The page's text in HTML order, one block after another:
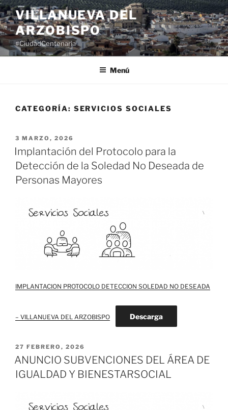
Saltar
al
contenido
VILLANUEVA DEL
ARZOBISPO
#CiudadCentenaria
Menú
CATEGORÍA: SERVICIOS SOCIALES
PUBLICADO
EL
3 MARZO, 2026
Implantación del Protocolo para la
Detección de la Soledad No Deseada de
Personas Mayores
IMPLANTACION PROTOCOLO DETECCION SOLEDAD NO DESEADA
– VILLANUEVA DEL ARZOBISPO Descarga
PUBLICADO
EL
27 FEBRERO, 2026
ANUNCIO SUBVENCIONES DEL ÁREA DE
IGUALDAD Y BIENESTARSOCIAL